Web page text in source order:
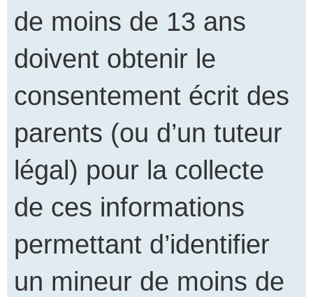
de moins de 13 ans
doivent obtenir le
consentement écrit des
parents (ou d’un tuteur
légal) pour la collecte
de ces informations
permettant d’identifier
un mineur de moins de